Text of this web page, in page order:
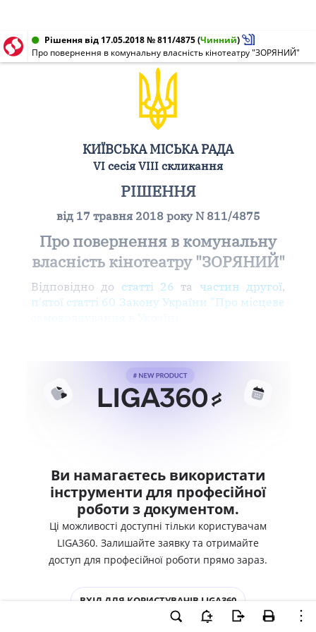
Рішення від 17.05.2018 № 811/4875(Чинний)
Про повернення в комунальну власність кінотеатру "ЗОРЯНИЙ"
КИЇВСЬКА МІСЬКА РАДА
VI сесія VIII скликання
РІШЕННЯ
від 17 травня 2018 року N 811/4875
Про повернення в комунальну
власність кінотеатру "ЗОРЯНИЙ"
Відповідно до статті 26 та частин другої,
п'ятої статті 60 Закону України "Про місцеве
Ви намагаєтесь використати
інструменти для професійної
роботи з документом.
Ці можливості доступні тільки користувачам
LIGA360. Залишайте заявку та отримайте
доступ для професійної роботи прямо зараз.
ВХІД ДЛЯ КОРИСТУВАЧІВ LIGA360
ХОЧУ СПРОБУВАТИ LIGA360 - ОТРИМАТИ